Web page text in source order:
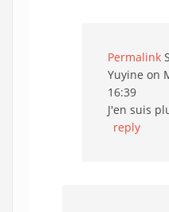
Permalink
Yuyine on
16:39
J'en suis
reply